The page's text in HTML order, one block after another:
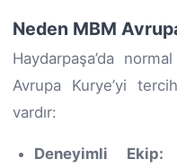
Neden MBM
Haydarpaşa’da
Avrupa Kurye’yi
vardır:
Deneyimli Ekip: